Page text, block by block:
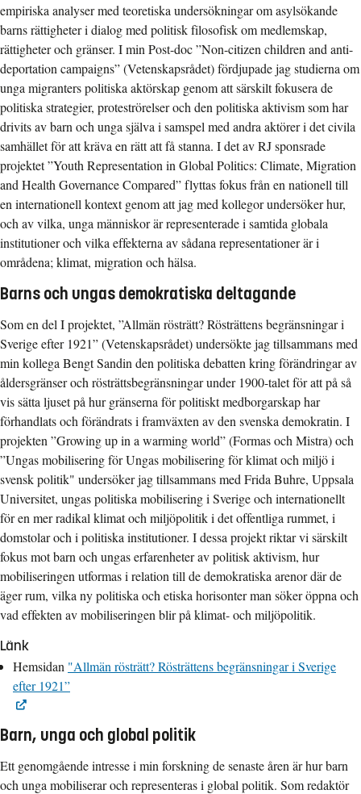
empiriska analyser med teoretiska undersökningar om asylsökande
barns rättigheter i dialog med politisk filosofisk om medlemskap,
rättigheter och gränser. I min Post-doc ”Non-citizen children and anti-
deportation campaigns” (Vetenskapsrådet) fördjupade jag studierna om
unga migranters politiska aktörskap genom att särskilt fokusera de
politiska strategier, proteströrelser och den politiska aktivism som har
drivits av barn och unga själva i samspel med andra aktörer i det civila
samhället för att kräva en rätt att få stanna. I det av RJ sponsrade
projektet ”Youth Representation in Global Politics: Climate, Migration
and Health Governance Compared” flyttas fokus från en nationell till
en internationell kontext genom att jag med kollegor undersöker hur,
och av vilka, unga människor är representerade i samtida globala
institutioner och vilka effekterna av sådana representationer är i
områdena; klimat, migration och hälsa.
Barns och ungas demokratiska deltagande
Som en del I projektet, ”Allmän rösträtt? Rösträttens begränsningar i
Sverige efter 1921” (Vetenskapsrådet) undersökte jag tillsammans med
min kollega Bengt Sandin den politiska debatten kring förändringar av
åldersgränser och rösträttsbegränsningar under 1900-talet för att på så
vis sätta ljuset på hur gränserna för politiskt medborgarskap har
förhandlats och förändrats i framväxten av den svenska demokratin. I
projekten ”Growing up in a warming world” (Formas och Mistra) och
”Ungas mobilisering för Ungas mobilisering för klimat och miljö i
svensk politik" undersöker jag tillsammans med Frida Buhre, Uppsala
Universitet, ungas politiska mobilisering i Sverige och internationellt
för en mer radikal klimat och miljöpolitik i det offentliga rummet, i
domstolar och i politiska institutioner. I dessa projekt riktar vi särskilt
fokus mot barn och ungas erfarenheter av politisk aktivism, hur
mobiliseringen utformas i relation till de demokratiska arenor där de
äger rum, vilka ny politiska och etiska horisonter man söker öppna och
vad effekten av mobiliseringen blir på klimat- och miljöpolitik.
Länk
Hemsidan "Allmän rösträtt? Rösträttens begränsningar i Sverige
efter 1921”
Barn, unga och global politik
Ett genomgående intresse i min forskning de senaste åren är hur barn
och unga mobiliserar och representeras i global politik. Som redaktör